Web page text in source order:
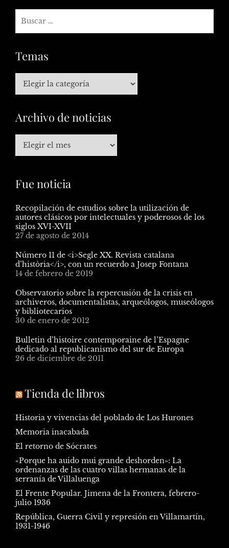
Temas
Archivo de noticias
Fue noticia
Recopilación de estudios sobre la utilización de
autores clásicos por intelectuales y poderosos de los
siglos XVI-XVII
27 de agosto de 2014
Número 11 de <i>Segle XX. Revista catalana
d’història</i>, con un recuerdo a Josep Fontana
14 de febrero de 2019
Observatorio sobre la repercusión de la crisis en
archiveros, documentalistas, arqueólogos, museólogos
y bibliotecarios
30 de enero de 2012
Bulletin d’histoire contemporaine de l’Espagne
dedicado al republicanismo del sur de Europa
26 de diciembre de 2011
Tienda de libros
Historia y vivencias del poblado de Los Hurones
Memoria inacabada
El retorno de Sócrates
«Porque ha auido mui grande deshorden»: La
ordenanzas de las cuatro villas hermanas de la
serranía de Villaluenga
El Frente Popular. Jimena de la Frontera, febrero-
julio 1936
República, Guerra Civil y represión en Villamartín,
1931-1946